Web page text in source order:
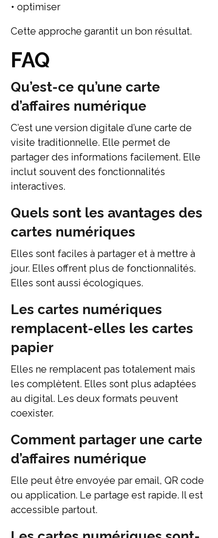
• optimiser
Cette approche garantit un bon résultat.
FAQ
Qu’est-ce qu’une carte
d’affaires numérique
C’est une version digitale d’une carte de
visite traditionnelle. Elle permet de
partager des informations facilement. Elle
inclut souvent des fonctionnalités
interactives.
Quels sont les avantages des
cartes numériques
Elles sont faciles à partager et à mettre à
jour. Elles offrent plus de fonctionnalités.
Elles sont aussi écologiques.
Les cartes numériques
remplacent-elles les cartes
papier
Elles ne remplacent pas totalement mais
les complètent. Elles sont plus adaptées
au digital. Les deux formats peuvent
coexister.
Comment partager une carte
d’affaires numérique
Elle peut être envoyée par email, QR code
ou application. Le partage est rapide. Il est
accessible partout.